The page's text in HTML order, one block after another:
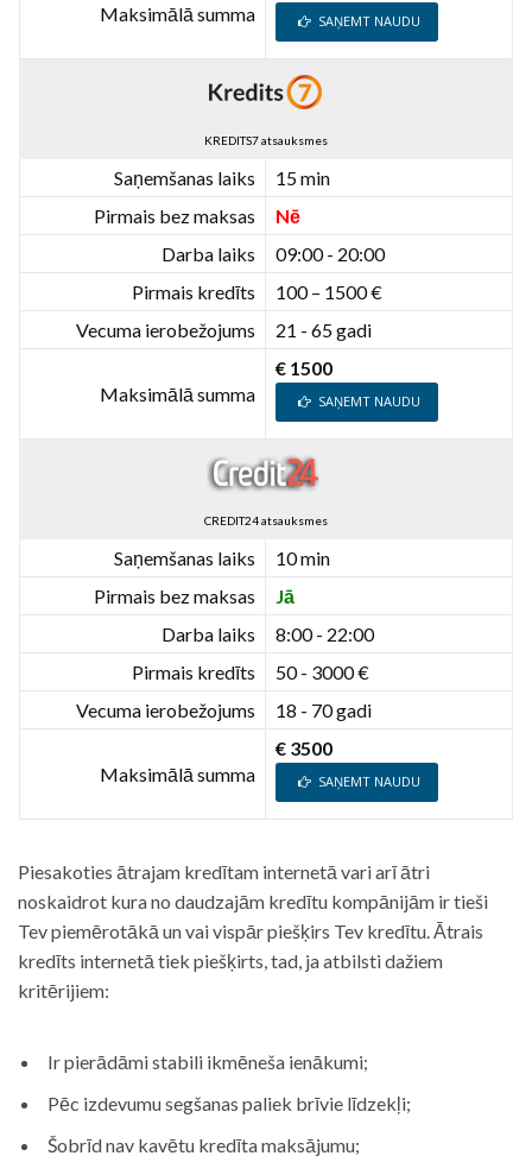
Maksimālā summa SAŅEMT NAUDU
KREDITS7 atsauksmes
Saņemšanas laiks
15 min
Pirmais bez maksas
Nē
Darba laiks
09:00 - 20:00
Pirmais kredīts
100 – 1500 €
Vecuma ierobežojums
21 - 65 gadi
Maksimālā summa
€ 1500
SAŅEMT NAUDU
CREDIT24 atsauksmes
Saņemšanas laiks
10 min
Pirmais bez maksas
Jā
Darba laiks
8:00 - 22:00
Pirmais kredīts
50 - 3000 €
Vecuma ierobežojums
18 - 70 gadi
Maksimālā summa
€ 3500
SAŅEMT NAUDU
Piesakoties ātrajam kredītam internetā vari arī ātri
noskaidrot kura no daudzajām kredītu kompānijām ir tieši
Tev piemērotākā un vai vispār piešķirs Tev kredītu. Ātrais
kredīts internetā tiek piešķirts, tad, ja atbilsti dažiem
kritērijiem:
Ir pierādāmi stabili ikmēneša ienākumi;
Pēc izdevumu segšanas paliek brīvie līdzekļi;
Šobrīd nav kavētu kredīta maksājumu;